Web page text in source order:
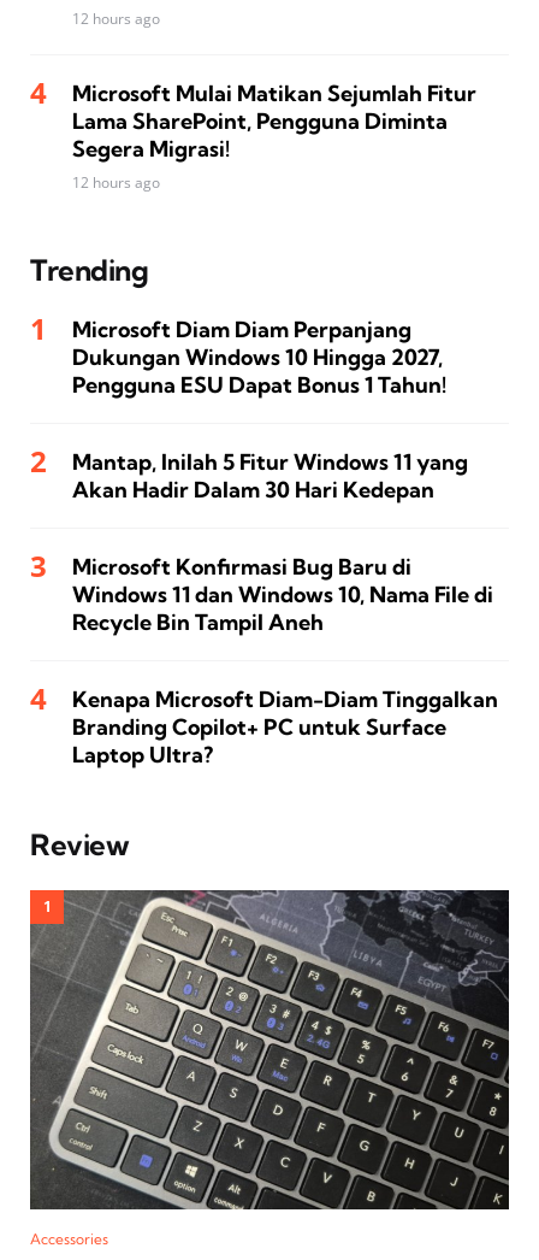
12 hours ago
Microsoft Mulai Matikan Sejumlah Fitur
Lama SharePoint, Pengguna Diminta
Segera Migrasi!
12 hours ago
Trending
Microsoft Diam Diam Perpanjang
Dukungan Windows 10 Hingga 2027,
Pengguna ESU Dapat Bonus 1 Tahun!
Mantap, Inilah 5 Fitur Windows 11 yang
Akan Hadir Dalam 30 Hari Kedepan
Microsoft Konfirmasi Bug Baru di
Windows 11 dan Windows 10, Nama File di
Recycle Bin Tampil Aneh
Kenapa Microsoft Diam-Diam Tinggalkan
Branding Copilot+ PC untuk Surface
Laptop Ultra?
Review
Accessories